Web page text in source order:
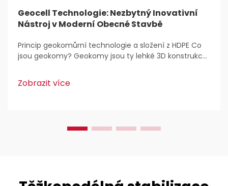
Geocell Technologie: Nezbytný Inovativní
Nástroj v Moderní Obecné Stavbě
Princip geokomůrní technologie a složení z HDPE Co
jsou geokomy? Geokomy jsou ty lehké 3D konstrukce,
půdy v rámci stavebních prací. Inženýři je zbožňují,
protože...
Zobrazit více